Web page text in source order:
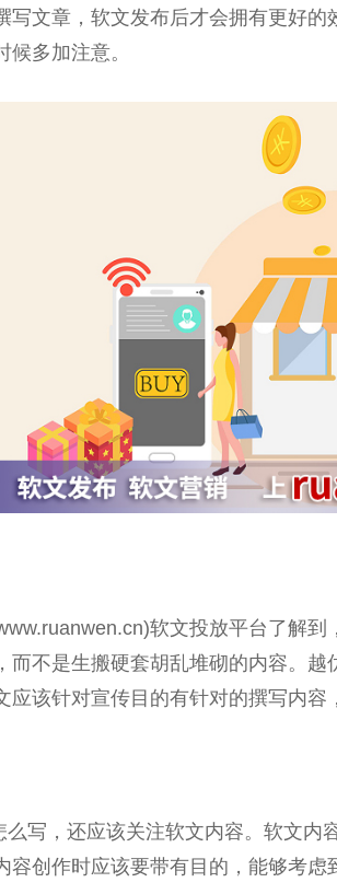
写文章，软文发布后才会拥有更好
多加注意。
软文投放平台了解到
而不是生搬硬套胡乱堆砌的内容。
应该针对宣传目的有针对的撰写内容
么写，还应该关注软文内容。软文内
容创作时应该要带有目的，能够考虑